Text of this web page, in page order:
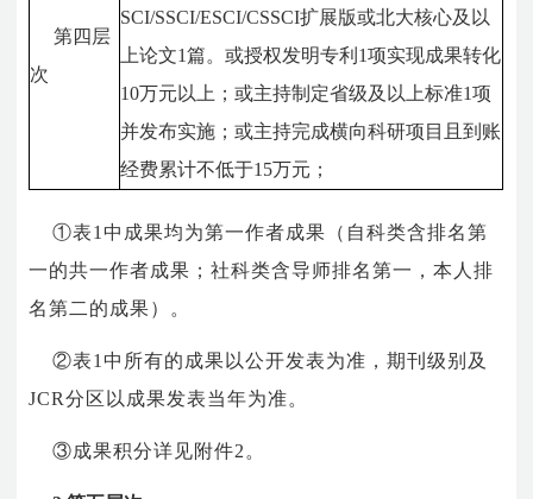
第四层
次
SCI/SSCI/ESCI/CSSCI扩展版或北大核心及以
上论文1篇。或授权发明专利1项实现成果转化
10万元以上；或主持制定省级及以上标准1项
并发布实施；或主持完成横向科研项目且到账
经费累计不低于15万元；
①表1中成果均为第一作者成果（自科类含排名第
一的共一作者成果；社科类含导师排名第一，本人排
名第二的成果）。
②表1中所有的成果以公开发表为准，期刊级别及
JCR分区以成果发表当年为准。
③成果积分详见附件2。